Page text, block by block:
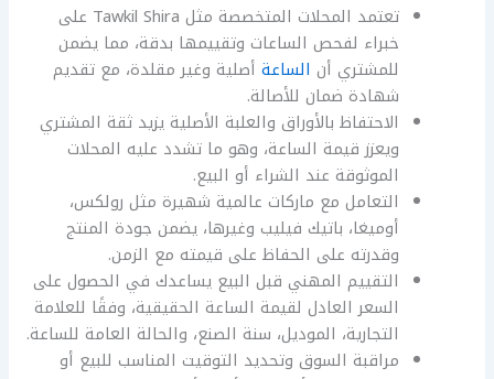
تعتمد المحلات المتخصصة مثل Tawkil Shira على
خبراء لفحص الساعات وتقييمها بدقة، مما يضمن
للمشتري أن الساعة أصلية وغير مقلدة، مع تقديم
شهادة ضمان للأصالة.
الاحتفاظ بالأوراق والعلبة الأصلية يزيد ثقة المشتري
ويعزز قيمة الساعة، وهو ما تشدد عليه المحلات
الموثوقة عند الشراء أو البيع.
التعامل مع ماركات عالمية شهيرة مثل رولكس،
أوميغا، باتيك فيليب وغيرها، يضمن جودة المنتج
وقدرته على الحفاظ على قيمته مع الزمن.
التقييم المهني قبل البيع يساعدك في الحصول على
السعر العادل لقيمة الساعة الحقيقية، وفقًا للعلامة
التجارية، الموديل، سنة الصنع، والحالة العامة للساعة.
مراقبة السوق وتحديد التوقيت المناسب للبيع أو